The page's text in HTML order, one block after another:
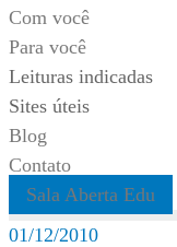
Com você
Para você
Leituras indicadas
Sites úteis
Blog
Contato
Sala Aberta Edu
01/12/2010